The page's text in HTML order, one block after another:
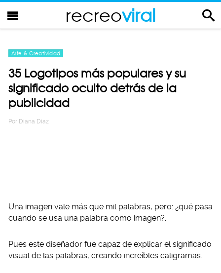
recreoviral
Arte & Creatividad
35 Logotipos más populares y su
significado oculto detrás de la
publicidad
Por Diana Diaz
Una imagen vale más que mil palabras, pero: ¿qué pasa
cuando se usa una palabra como imagen?.
Pues este diseñador fue capaz de explicar el significado
visual de las palabras, creando increíbles caligramas.